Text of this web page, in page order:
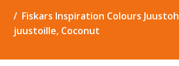
Fiskars Inspiration Colours
juustoille, Coconut